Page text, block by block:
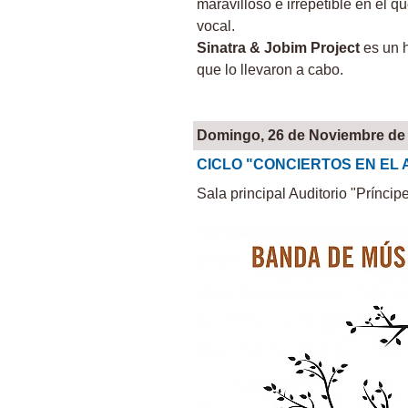
maravilloso e irrepetible en el
vocal.
Sinatra & Jobim Project es un
que lo llevaron a cabo.
Domingo, 26 de Noviembre de
CICLO "CONCIERTOS EN EL
Sala principal Auditorio